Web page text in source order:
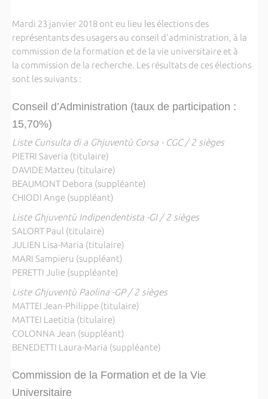
Mardi 23 janvier 2018 ont eu lieu les élections des
représentants des usagers au conseil d'administration, à la
commission de la formation et de la vie universitaire et à
la commission de la recherche. Les résultats de ces élections
sont les suivants :
Conseil d’Administration (taux de participation :
15,70%)
Liste Cunsulta di a Ghjuventù Corsa - CGC / 2 sièges
PIETRI Saveria (titulaire)
DAVIDE Matteu (titulaire)
BEAUMONT Debora (suppléante)
CHIODI Ange (suppléant)
Liste Ghjuventù Indipendentista -GI / 2 sièges
SALORT Paul (titulaire)
JULIEN Lisa-Maria (titulaire)
MARI Sampieru (suppléant)
PERETTI Julie (suppléante)
Liste Ghjuventù Paolina -GP / 2 sièges
MATTEI Jean-Philippe (titulaire)
MATTEI Laetitia (titulaire)
COLONNA Jean (suppléant)
BENEDETTI Laura-Maria (suppléante)
Commission de la Formation et de la Vie
Universitaire